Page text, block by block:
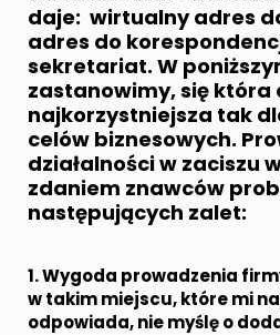
daje: wirtualny adres
adres do
sekretariat. W
zastanowimy, się która
najkorzystniejsza tak
celów biznesowych.
działalności w zaciszu
zdaniem znawców
następujących zalet:
1. Wygoda prowadzenia
w takim miejscu, które mi
odpowiada, nie myślę o